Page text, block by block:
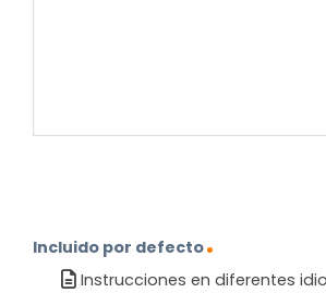
Incluido por defecto
Instrucciones en diferentes